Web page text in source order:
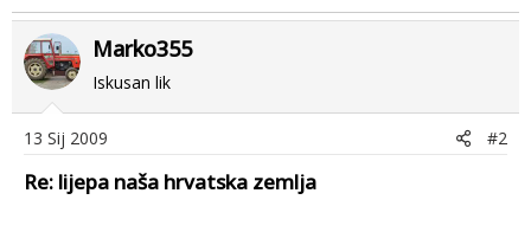
Marko355
Iskusan lik
13 Sij 2009 #2
Re: lijepa naša hrvatska zemlja